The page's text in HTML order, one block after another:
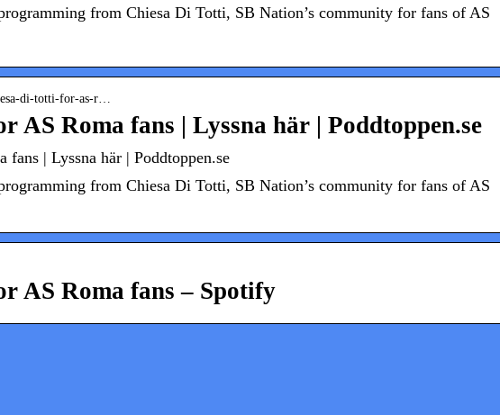
from Chiesa Di Totti, SB Nation’s community for fans of AS
di-totti-for-as-r…
AS Roma fans | Lyssna här | Poddtoppen.se
| Lyssna här | Poddtoppen.se
from Chiesa Di Totti, SB Nation’s community for fans of AS
AS Roma fans – Spotify